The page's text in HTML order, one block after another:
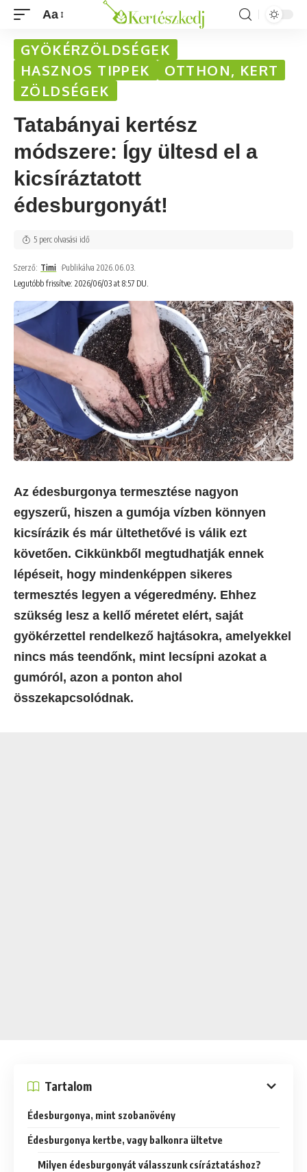
Aa
GYÖKÉRZÖLDSÉGEK
HASZNOS TIPPEK
OTTHON, KERT
ZÖLDSÉGEK
Tatabányai kertész
módszere: Így ültesd el a
kicsíráztatott
édesburgonyát!
Legutóbb frissítve: 2026/06/03 at 8:57 DU.
Szerző: Timi Publikálva 2026.06.03.
5 perc olvasási idő
Az édesburgonya termesztése nagyon
egyszerű, hiszen a gumója vízben könnyen
kicsírázik és már ültethetővé is válik ezt
követően. Cikkünkből megtudhatják ennek
lépéseit, hogy mindenképpen sikeres
termesztés legyen a végeredmény. Ehhez
szükség lesz a kellő méretet elért, saját
gyökérzettel rendelkező hajtásokra, amelyekkel
nincs más teendőnk, mint lecsípni azokat a
gumóról, azon a ponton ahol
összekapcsolódnak.
Tartalom
Édesburgonya, mint szobanövény
Édesburgonya kertbe, vagy balkonra ültetve
Milyen édesburgonyát válasszunk csíráztatáshoz?